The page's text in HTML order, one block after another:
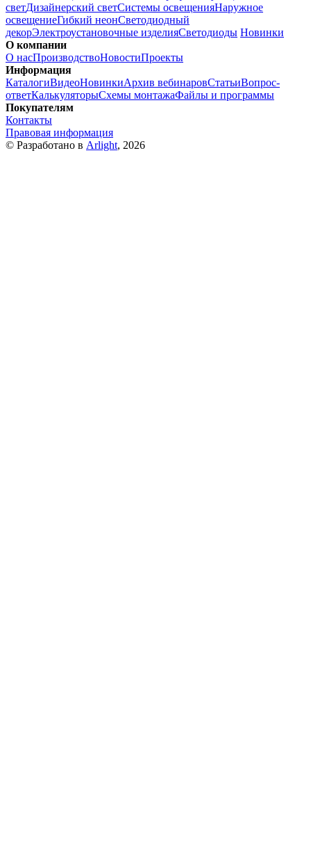
светДизайнерский светСистемы освещенияНаружное
освещениеГибкий неонСветодиодный
декорЭлектроустановочные изделияСветодиоды Новинки
О компании
О насПроизводствоНовостиПроекты
Информация
КаталогиВидеоНовинкиАрхив вебинаровСтатьиВопрос-
ответКалькуляторыСхемы монтажаФайлы и программы
Покупателям
Контакты
Правовая информация
© Разработано в Arlight, 2026